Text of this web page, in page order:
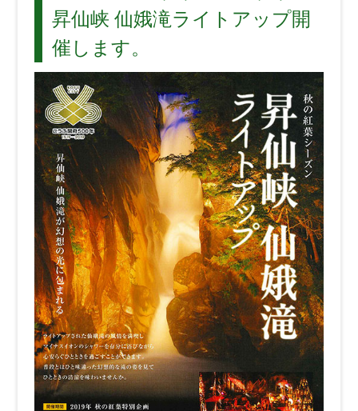
昇仙峡 仙娥滝ライトアップ開
催します。